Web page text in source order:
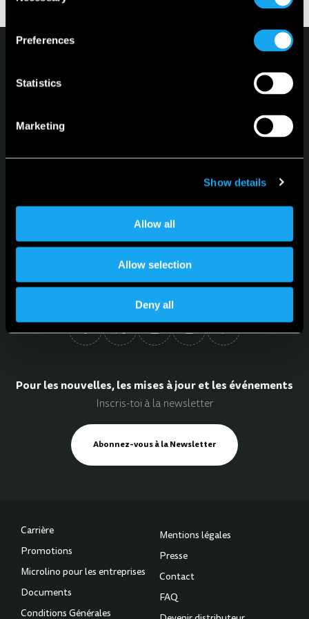
Preferences
Statistics
Marketing
Show details
Allow all
Allow selection
Deny all
Leasing
Langue
Pour les nouvelles, les mises à jour et les événements
Inscris-toi à la newsletter
Abonnez-vous à la Newsletter
Carrière
Promotions
Microlino pour les entreprises
Documents
Conditions Générales
Mentions légales
Presse
Contact
FAQ